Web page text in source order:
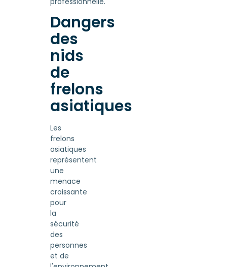
Dangers
des
nids
de
frelons
asiatiques
Les
frelons
asiatiques
représentent
une
menace
croissante
pour
la
sécurité
des
personnes
et de